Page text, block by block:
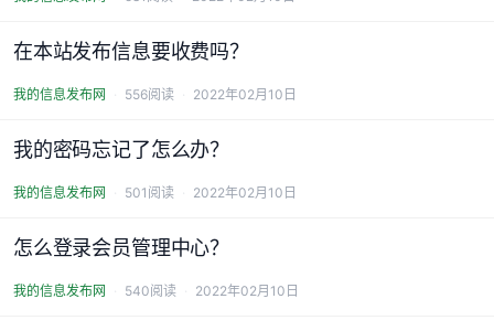
在本站发布信息要收费吗？
我的信息发布网 556阅读 2022年02月10日
我的密码忘记了怎么办？
我的信息发布网 501阅读 2022年02月10日
怎么登录会员管理中心？
我的信息发布网 540阅读 2022年02月10日